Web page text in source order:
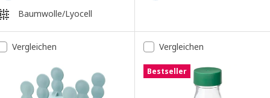
Baumwolle/Lyocell
Vergleichen Vergleichen
Bestseller